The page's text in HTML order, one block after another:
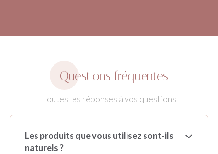
Questions fréquentes
Toutes les réponses à vos questions
Les produits que vous utilisez sont-ils
naturels ?